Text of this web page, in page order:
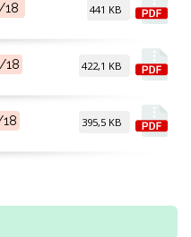
18 441 KB
18 422,1 KB
395,5 KB